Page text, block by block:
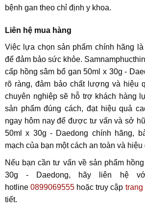
bệnh gan theo chỉ định y khoa.
Liên hệ mua hàng
Việc lựa chọn sản phẩm chính hãng
để đảm bảo sức khỏe.
cấp hồng sâm bổ gan 50ml x 30g -
rõ ràng, đảm bảo chất lượng và hiệu
chuyên nghiệp sẽ hỗ trợ khách hàng
sản phẩm đúng cách, đạt hiệu quả
ngay hôm nay để được tư vấn và sở
50ml x 30g - Daedong chính hãng,
mạch của bạn một cách an toàn và hiệu
Nếu bạn cần tư vấn về sản phẩm
30g - Daedong, hãy liên hệ
hotline0899069555 hoặc truy cập trang
tiết.